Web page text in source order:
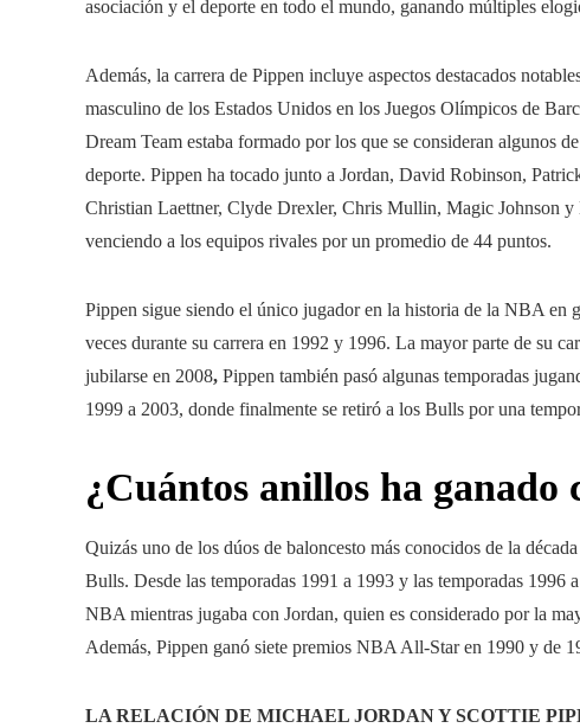
asociación y el deporte en todo el mundo, ganando múltiples
Además, la carrera de Pippen incluye aspectos destacados
masculino de los Estados Unidos en los Juegos Olímpicos de
Dream Team estaba formado por los que se consideran algunos
deporte. Pippen ha tocado junto a Jordan, David Robinson,
Christian Laettner, Clyde Drexler, Chris Mullin, Magic Johnson
venciendo a los equipos rivales por un promedio de 44 puntos.
Pippen sigue siendo el único jugador en la historia de la NBA
veces durante su carrera en 1992 y 1996. La mayor parte de su
jubilarse en 2008, Pippen también pasó algunas temporadas
1999 a 2003, donde finalmente se retiró a los Bulls por una
¿Cuántos anillos ha
Quizás uno de los dúos de baloncesto más conocidos de la
Bulls. Desde las temporadas 1991 a 1993 y las temporadas 1996
NBA mientras jugaba con Jordan, quien es considerado por la
Además, Pippen ganó siete premios NBA All-Star en 1990 y de
LA RELACIÓN DE MICHAEL JORDAN Y SCOTTIE